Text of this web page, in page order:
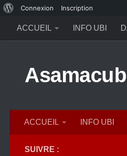
propos
de
Connexion Inscription
ACCUEIL
INFO UBI
ACCUEIL INFO UBI
SUIVRE :